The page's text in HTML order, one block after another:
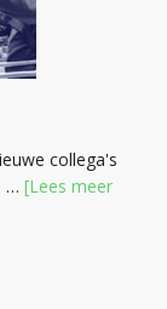
collega's
… [Lees meer